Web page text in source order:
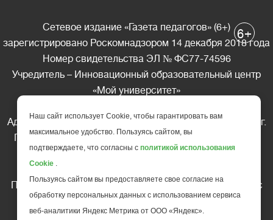
Сетевое издание «Газета педагогов» (6+)
зарегистрировано Роскомнадзором 14 декабря 2018 года
Номер свидетельства ЭЛ № ФС77-74596
Учредитель – Инновационный образовательный центр
«Мой университет»
Адрес редакции: 185035 Россия, Республика Карелия, г.
Петрозаводск, ул. Фридриха Энгельса д.10, офис 211
Телефон редакции: +7 (499) 685-10-45
Перепечатка материалов газеты допускается только c
письменного разрешения редакции
Ссылка на «Газету педагогов» обязательна.
6+
Наш сайт использует Cookie, чтобы гарантировать вам
максимальное удобство. Пользуясь сайтом, вы
подтверждаете, что согласны с политикой использования
Cookie .
Пользуясь сайтом вы предоставляете свое согласие на
обработку персональных данных с использованием сервиса
веб-аналитики Яндекс Метрика от ООО «Яндекс».